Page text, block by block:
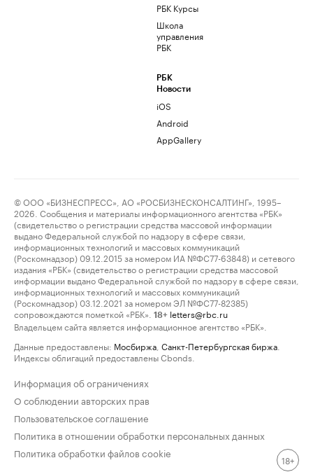
РБК Курсы
Школа
управления
РБК
РБК
Новости
iOS
Android
AppGallery
© ООО «БИЗНЕСПРЕСС», АО «РОСБИЗНЕСКОНСАЛТИНГ», 1995–
2026. Сообщения и материалы информационного агентства «РБК»
(свидетельство о регистрации средства массовой информации
выдано Федеральной службой по надзору в сфере связи,
информационных технологий и массовых коммуникаций
(Роскомнадзор) 09.12.2015 за номером ИА №ФС77-63848) и сетевого
издания «РБК» (свидетельство о регистрации средства массовой
информации выдано Федеральной службой по надзору в сфере связи,
информационных технологий и массовых коммуникаций
(Роскомнадзор) 03.12.2021 за номером ЭЛ №ФС77-82385)
сопровождаются пометкой «РБК».
18+ letters@rbc.ru
Владельцем сайта является информационное агентство «РБК».
Данные предоставлены: Мосбиржа Санкт-Петербургская биржа
Индексы облигаций предоставлены Cbonds.
Информация об ограничениях
О соблюдении авторских прав
Пользовательское соглашение
Политика в отношении обработки персональных данных
Политика обработки файлов cookie
18+